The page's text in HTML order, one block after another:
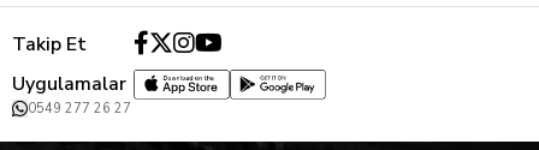
Takip Et
Uygulamalar
0549 277 26 27